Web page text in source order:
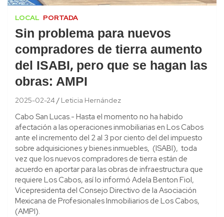
LOCAL PORTADA
Sin problema para nuevos
compradores de tierra aumento
del ISABI, pero que se hagan las
obras: AMPI
2025-02-24 Leticia Hernández
Cabo San Lucas.- Hasta el momento no ha habido
afectación a las operaciones inmobiliarias en Los Cabos
ante el incremento del 2 al 3 por ciento del del impuesto
sobre adquisiciones y bienes inmuebles, (ISABI), toda
vez que los nuevos compradores de tierra están de
acuerdo en aportar para las obras de infraestructura que
requiere Los Cabos, así lo informó Adela Benton Fiol,
Vicepresidenta del Consejo Directivo de la Asociación
Mexicana de Profesionales Inmobiliarios de Los Cabos,
(AMPI).